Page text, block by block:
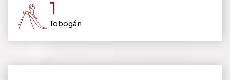
1
Tobogán